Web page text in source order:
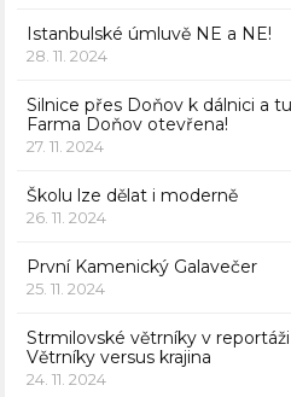
Istanbulské úmluvě NE a NE!
28. 11. 2024
Silnice přes Doňov k dálnici a
Farma Doňov otevřena!
27. 11. 2024
Školu lze dělat i moderně
26. 11. 2024
První Kamenický Galavečer
25. 11. 2024
Strmilovské větrníky v
Větrníky versus krajina
24. 11. 2024